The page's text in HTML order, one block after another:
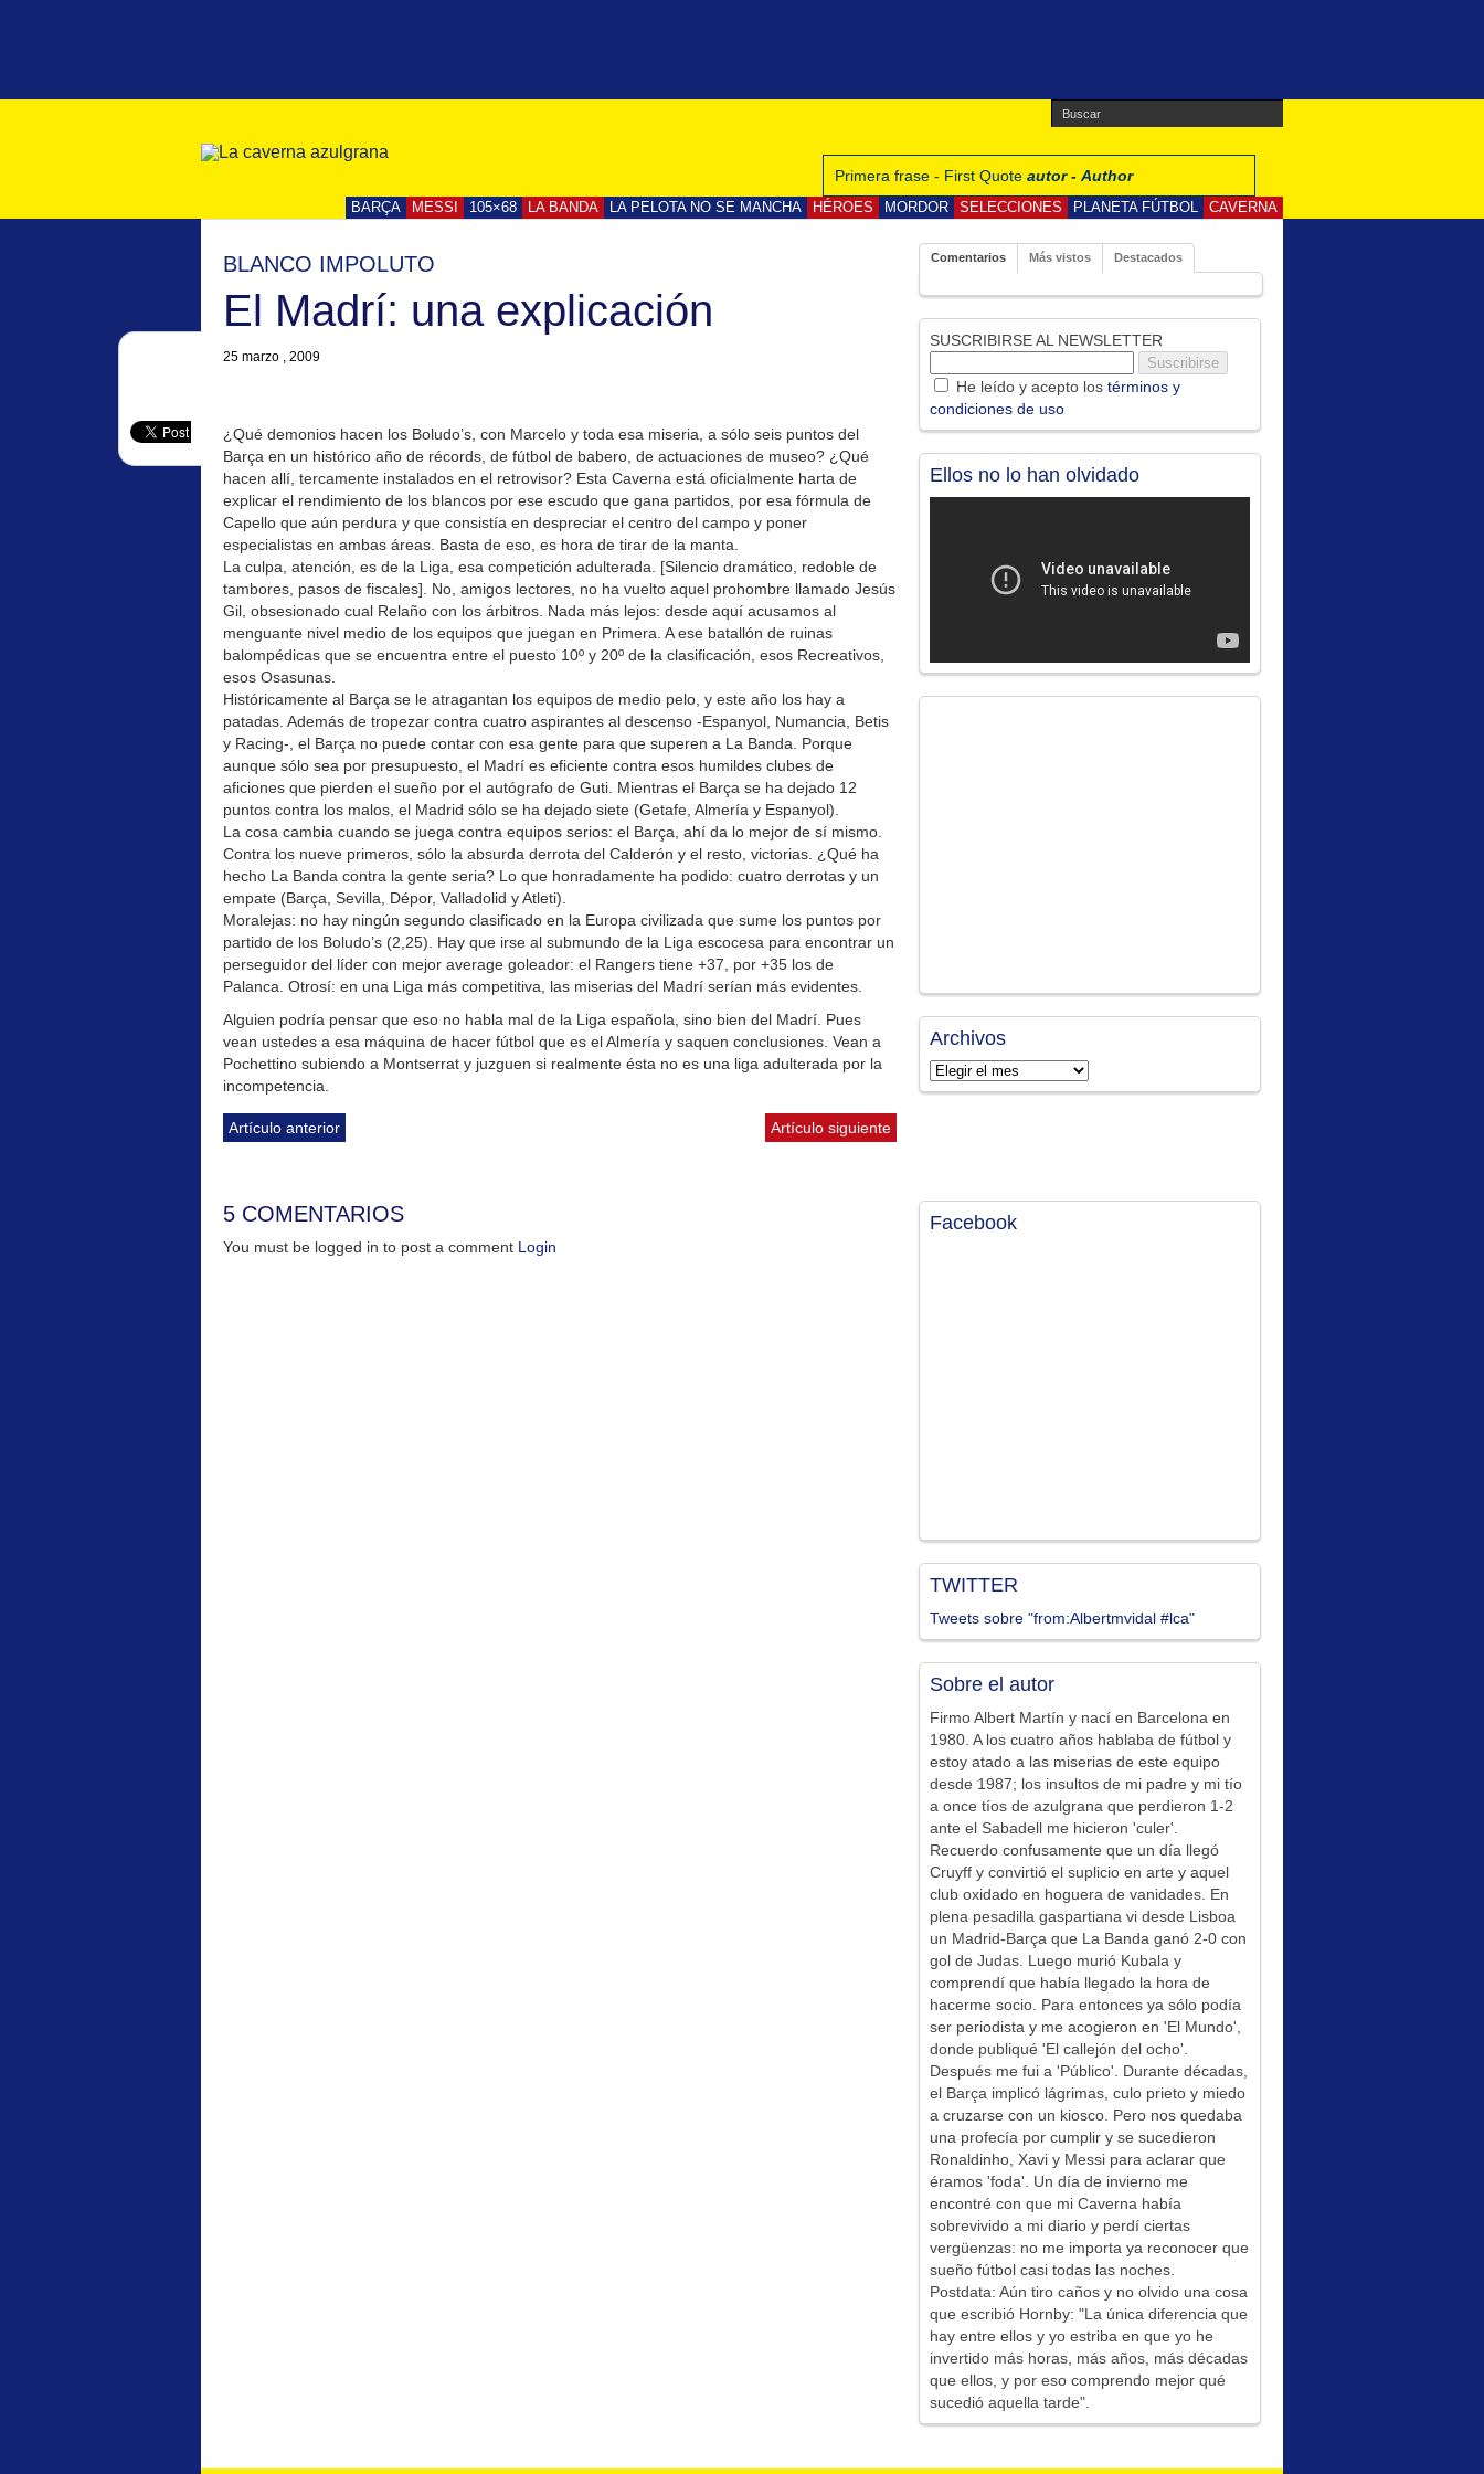
Primera frase - First Quote autor - Author
BARÇA MESSI 105×68 LA BANDA LA PELOTA NO SE MANCHA HÉROES MORDOR SELECCIONES PLANETA FÚTBOL CAVERNA
BLANCO IMPOLUTO
El Madrí: una explicación
25 marzo , 2009
¿Qué demonios hacen los Boludo’s, con Marcelo y toda esa miseria, a sólo seis puntos del
Barça en un histórico año de récords, de fútbol de babero, de actuaciones de museo? ¿Qué
hacen allí, tercamente instalados en el retrovisor? Esta Caverna está oficialmente harta de
explicar el rendimiento de los blancos por ese escudo que gana partidos, por esa fórmula de
Capello que aún perdura y que consistía en despreciar el centro del campo y poner
especialistas en ambas áreas. Basta de eso, es hora de tirar de la manta.
La culpa, atención, es de la Liga, esa competición adulterada. [Silencio dramático, redoble de
tambores, pasos de fiscales]. No, amigos lectores, no ha vuelto aquel prohombre llamado Jesús
Gil, obsesionado cual Relaño con los árbitros. Nada más lejos: desde aquí acusamos al
menguante nivel medio de los equipos que juegan en Primera. A ese batallón de ruinas
balompédicas que se encuentra entre el puesto 10º y 20º de la clasificación, esos Recreativos,
esos Osasunas.
Históricamente al Barça se le atragantan los equipos de medio pelo, y este año los hay a
patadas. Además de tropezar contra cuatro aspirantes al descenso -Espanyol, Numancia, Betis
y Racing-, el Barça no puede contar con esa gente para que superen a La Banda. Porque
aunque sólo sea por presupuesto, el Madrí es eficiente contra esos humildes clubes de
aficiones que pierden el sueño por el autógrafo de Guti. Mientras el Barça se ha dejado 12
puntos contra los malos, el Madrid sólo se ha dejado siete (Getafe, Almería y Espanyol).
La cosa cambia cuando se juega contra equipos serios: el Barça, ahí da lo mejor de sí mismo.
Contra los nueve primeros, sólo la absurda derrota del Calderón y el resto, victorias. ¿Qué ha
hecho La Banda contra la gente seria? Lo que honradamente ha podido: cuatro derrotas y un
empate (Barça, Sevilla, Dépor, Valladolid y Atleti).
Moralejas: no hay ningún segundo clasificado en la Europa civilizada que sume los puntos por
partido de los Boludo’s (2,25). Hay que irse al submundo de la Liga escocesa para encontrar un
perseguidor del líder con mejor average goleador: el Rangers tiene +37, por +35 los de
Palanca. Otrosí: en una Liga más competitiva, las miserias del Madrí serían más evidentes.
Alguien podría pensar que eso no habla mal de la Liga española, sino bien del Madrí. Pues
vean ustedes a esa máquina de hacer fútbol que es el Almería y saquen conclusiones. Vean a
Pochettino subiendo a Montserrat y juzguen si realmente ésta no es una liga adulterada por la
incompetencia.
Artículo anterior Artículo siguiente
5 COMENTARIOS
You must be logged in to post a comment Login
Comentarios Más vistos Destacados
SUSCRIBIRSE AL NEWSLETTER
He leído y acepto los términos y
condiciones de uso
Ellos no lo han olvidado
Archivos
Archivos
Facebook
TWITTER
Tweets sobre "from:Albertmvidal #lca"
Sobre el autor
Firmo Albert Martín y nací en Barcelona en
1980. A los cuatro años hablaba de fútbol y
estoy atado a las miserias de este equipo
desde 1987; los insultos de mi padre y mi tío
a once tíos de azulgrana que perdieron 1-2
ante el Sabadell me hicieron 'culer'.
Recuerdo confusamente que un día llegó
Cruyff y convirtió el suplicio en arte y aquel
club oxidado en hoguera de vanidades. En
plena pesadilla gaspartiana vi desde Lisboa
un Madrid-Barça que La Banda ganó 2-0 con
gol de Judas. Luego murió Kubala y
comprendí que había llegado la hora de
hacerme socio. Para entonces ya sólo podía
ser periodista y me acogieron en 'El Mundo',
donde publiqué 'El callejón del ocho'.
Después me fui a 'Público'. Durante décadas,
el Barça implicó lágrimas, culo prieto y miedo
a cruzarse con un kiosco. Pero nos quedaba
una profecía por cumplir y se sucedieron
Ronaldinho, Xavi y Messi para aclarar que
éramos 'foda'. Un día de invierno me
encontré con que mi Caverna había
sobrevivido a mi diario y perdí ciertas
vergüenzas: no me importa ya reconocer que
sueño fútbol casi todas las noches.
Postdata: Aún tiro caños y no olvido una cosa
que escribió Hornby: "La única diferencia que
hay entre ellos y yo estriba en que yo he
invertido más horas, más años, más décadas
que ellos, y por eso comprendo mejor qué
sucedió aquella tarde".